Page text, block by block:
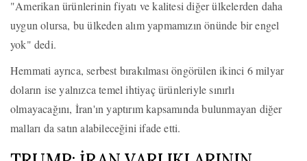
"Amerikan ürünlerinin fiyatı ve kalitesi diğer ülkelerden daha
uygun olursa, bu ülkeden alım yapmamızın önünde bir engel
yok" dedi.
Hemmati ayrıca, serbest bırakılması öngörülen ikinci 6 milyar
doların ise yalnızca temel ihtiyaç ürünleriyle sınırlı
olmayacağını, İran'ın yaptırım kapsamında bulunmayan diğer
malları da satın alabileceğini ifade etti.